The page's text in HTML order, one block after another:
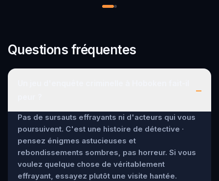
Questions fréquentes
–
Pas de sursauts effrayants ni d'acteurs qui vous
poursuivent. C'est une histoire de détective ·
pensez énigmes astucieuses et
rebondissements sombres, pas horreur. Si vous
voulez quelque chose de véritablement
effrayant, essayez plutôt une visite hantée.